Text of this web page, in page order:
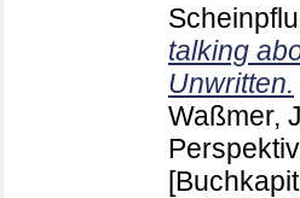
talking
Unwritten.
Waßmer,